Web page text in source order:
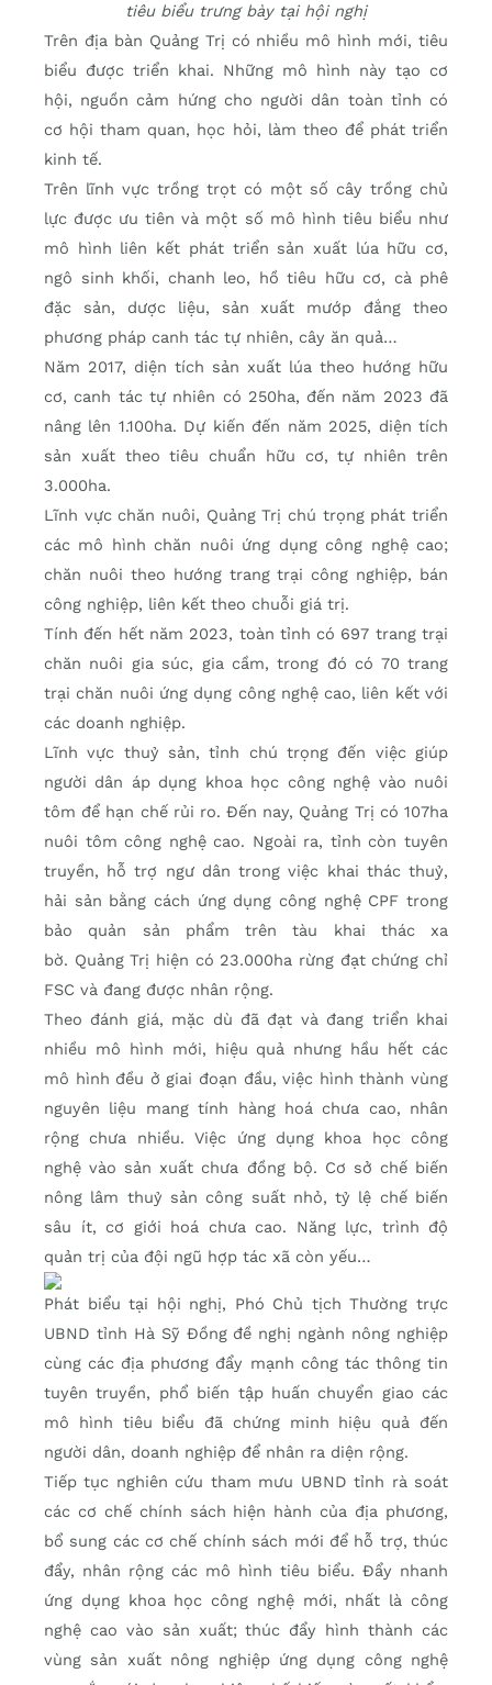
tiêu biểu trưng bày tại hội nghị
Trên địa bàn Quảng Trị có nhiều mô hình mới, tiêu
biểu được triển khai. Những mô hình này tạo cơ
hội, nguồn cảm hứng cho người dân toàn tỉnh có
cơ hội tham quan, học hỏi, làm theo để phát triển
kinh tế.
Trên lĩnh vực trồng trọt có một số cây trồng chủ
lực được ưu tiên và một số mô hình tiêu biểu như
mô hình liên kết phát triển sản xuất lúa hữu cơ,
ngô sinh khối, chanh leo, hồ tiêu hữu cơ, cà phê
đặc sản, dược liệu, sản xuất mướp đắng theo
phương pháp canh tác tự nhiên, cây ăn quả…
Năm 2017, diện tích sản xuất lúa theo hướng hữu
cơ, canh tác tự nhiên có 250ha, đến năm 2023 đã
nâng lên 1.100ha. Dự kiến đến năm 2025, diện tích
sản xuất theo tiêu chuẩn hữu cơ, tự nhiên trên
3.000ha.
Lĩnh vực chăn nuôi, Quảng Trị chú trọng phát triển
các mô hình chăn nuôi ứng dụng công nghệ cao;
chăn nuôi theo hướng trang trại công nghiệp, bán
công nghiệp, liên kết theo chuỗi giá trị.
Tính đến hết năm 2023, toàn tỉnh có 697 trang trại
chăn nuôi gia súc, gia cầm, trong đó có 70 trang
trại chăn nuôi ứng dụng công nghệ cao, liên kết với
các doanh nghiệp.
Lĩnh vực thuỷ sản, tỉnh chú trọng đến việc giúp
người dân áp dụng khoa học công nghệ vào nuôi
tôm để hạn chế rủi ro. Đến nay, Quảng Trị có 107ha
nuôi tôm công nghệ cao. Ngoài ra, tỉnh còn tuyên
truyền, hỗ trợ ngư dân trong việc khai thác thuỷ,
hải sản bằng cách ứng dụng công nghệ CPF trong
bảo quản sản phẩm trên tàu khai thác xa
bờ. Quảng Trị hiện có 23.000ha rừng đạt chứng chỉ
FSC và đang được nhân rộng.
Theo đánh giá, mặc dù đã đạt và đang triển khai
nhiều mô hình mới, hiệu quả nhưng hầu hết các
mô hình đều ở giai đoạn đầu, việc hình thành vùng
nguyên liệu mang tính hàng hoá chưa cao, nhân
rộng chưa nhiều. Việc ứng dụng khoa học công
nghệ vào sản xuất chưa đồng bộ. Cơ sở chế biến
nông lâm thuỷ sản công suất nhỏ, tỷ lệ chế biến
sâu ít, cơ giới hoá chưa cao. Năng lực, trình độ
quản trị của đội ngũ hợp tác xã còn yếu…
Phát biểu tại hội nghị, Phó Chủ tịch Thường trực
UBND tỉnh Hà Sỹ Đồng đề nghị ngành nông nghiệp
cùng các địa phương đẩy mạnh công tác thông tin
tuyên truyền, phổ biến tập huấn chuyển giao các
mô hình tiêu biểu đã chứng minh hiệu quả đến
người dân, doanh nghiệp để nhân ra diện rộng.
Tiếp tục nghiên cứu tham mưu UBND tỉnh rà soát
các cơ chế chính sách hiện hành của địa phương,
bổ sung các cơ chế chính sách mới để hỗ trợ, thúc
đẩy, nhân rộng các mô hình tiêu biểu. Đẩy nhanh
ứng dụng khoa học công nghệ mới, nhất là công
nghệ cao vào sản xuất; thúc đẩy hình thành các
vùng sản xuất nông nghiệp ứng dụng công nghệ